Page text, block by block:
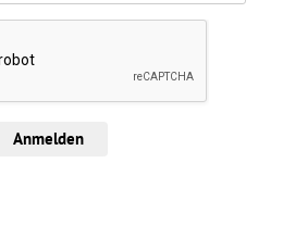
Anmelden